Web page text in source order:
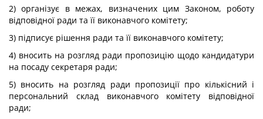
2) організує в межах, визначених цим Законом, роботу
відповідної ради та її виконавчого комітету;
3) підписує рішення ради та її виконавчого комітету;
4) вносить на розгляд ради пропозицію щодо кандидатури
на посаду секретаря ради;
5) вносить на розгляд ради пропозиції про кількісний і
персональний склад виконавчого комітету відповідної
ради;